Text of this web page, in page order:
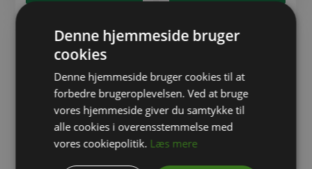
Denne hjemmeside bruger
cookies
Denne hjemmeside bruger cookies til at
forbedre brugeroplevelsen. Ved at bruge
vores hjemmeside giver du samtykke til
alle cookies i overensstemmelse med
vores cookiepolitik. Læs mere